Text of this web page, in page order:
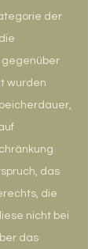
der
gegenüber
wurden
das
die
nicht bei
das